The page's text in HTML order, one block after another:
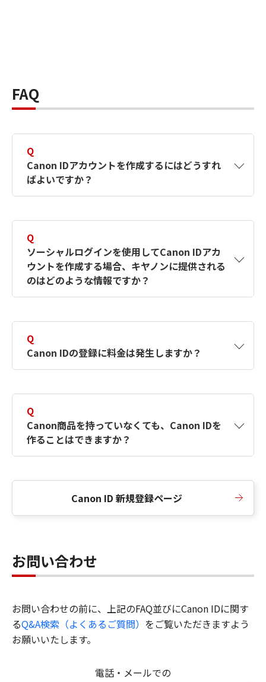
FAQ
Q
Canon IDアカウントを作成するにはどうすれ
ばよいですか？
す。詳しい作成方法は【カメラ】Canon IDとは
何ですか？Canon IDの作成方法は？をご確認く
ださい。
Q
ソーシャルログインを使用してCanon IDアカ
ウントを作成する場合、キヤノンに提供される
のはどのような情報ですか？
択したサービスから取得します。アカウントを
簡単に作成できるように、この情報を使用して
Canon IDの登録フォームを入力します。
Q
Canon IDの登録に料金は発生しますか？
Q
Canon商品を持っていなくても、Canon IDを
作ることはできますか？
Canon ID 新規登録ページ
お問い合わせ
お問い合わせの前に、上記のFAQ並びにCanon IDに関す
るQ&A検索（よくあるご質問） をご覧いただきますよう
お願いいたします。
電話・メールでの